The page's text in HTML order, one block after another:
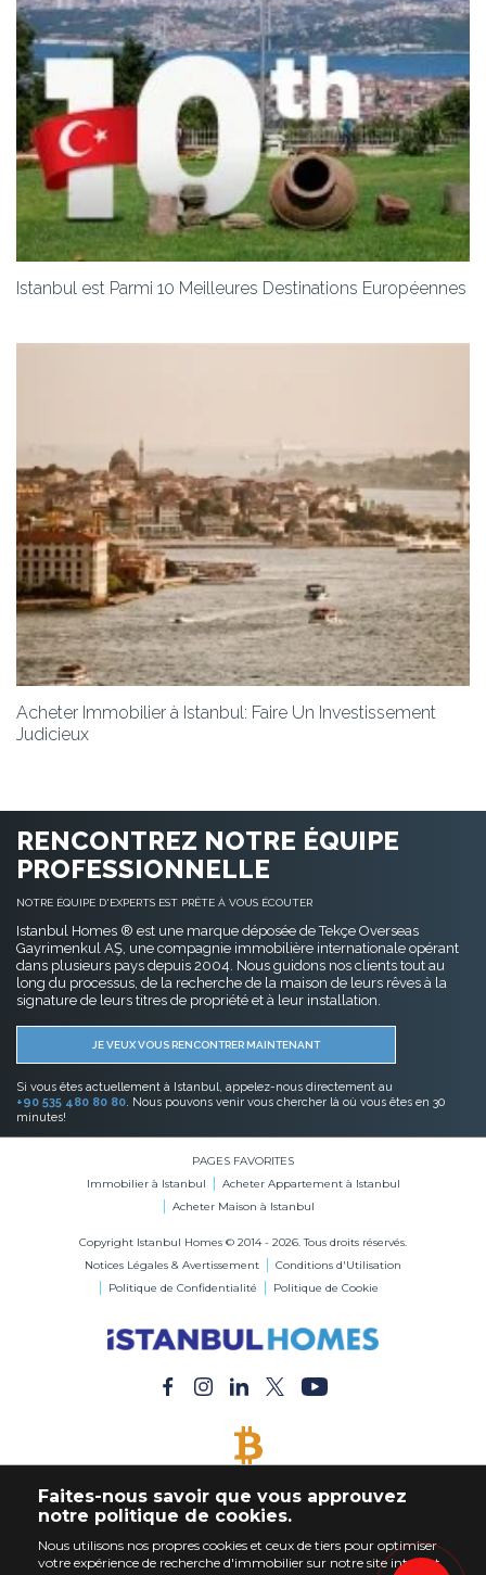
Istanbul est Parmi 10 Meilleures Destinations Européennes
Acheter Immobilier à Istanbul: Faire Un Investissement
Judicieux
RENCONTREZ NOTRE ÉQUIPE
PROFESSIONNELLE
NOTRE ÉQUIPE D'EXPERTS EST PRÊTE À VOUS ÉCOUTER
Istanbul Homes ® est une marque déposée de Tekçe Overseas
Gayrimenkul AŞ, une compagnie immobilière internationale opérant
dans plusieurs pays depuis 2004. Nous guidons nos clients tout au
long du processus, de la recherche de la maison de leurs rêves à la
signature de leurs titres de propriété et à leur installation.
JE VEUX VOUS RENCONTRER MAINTENANT
Si vous êtes actuellement à Istanbul, appelez-nous directement au
+90 535 480 80 80. Nous pouvons venir vous chercher là où vous êtes en 30
minutes!
PAGES FAVORITES
Immobilier à Istanbul
Acheter Appartement à Istanbul
Acheter Maison à Istanbul
Copyright Istanbul Homes © 2014 - 2026. Tous droits réservés.
Notices Légales & Avertissement
Conditions d'Utilisation
Politique de Confidentialité
Politique de Cookie
Acheter Immobilier en Bitcoin
Faites-nous savoir que vous approuvez
notre politique de cookies.
Nous utilisons nos propres cookies et ceux de tiers pour optimiser
votre expérience de recherche d'immobilier sur notre site internet.